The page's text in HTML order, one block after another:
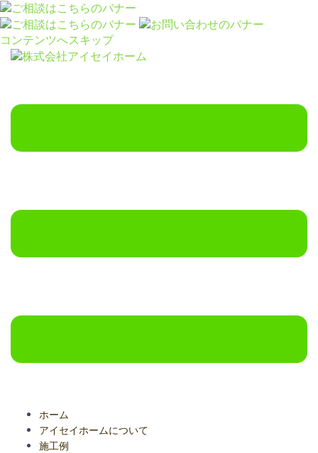
コンテンツへスキップ
ホーム
アイセイホームについて
施工例